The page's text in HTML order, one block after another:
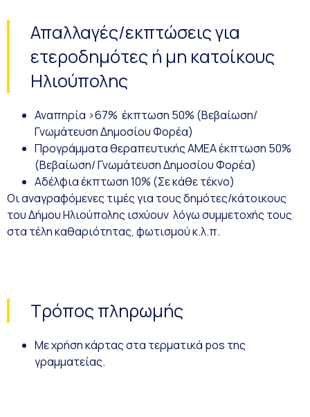
Απαλλαγές/εκπτώσεις για
ετεροδημότες ή μη κατοίκους
Ηλιούπολης
Αναπηρία >67% έκπτωση 50% (Βεβαίωση/
Γνωμάτευση Δημοσίου Φορέα)
Προγράμματα θεραπευτικής ΑΜΕΑ έκπτωση 50%
(Βεβαίωση/ Γνωμάτευση Δημοσίου Φορέα)
Αδέλφια έκπτωση 10% (Σε κάθε τέκνο)
Οι αναγραφόμενες τιμές για τους δημότες/κάτοικους
του Δήμου Ηλιούπολης ισχύουν λόγω συμμετοχής τους
στα τέλη καθαριότητας, φωτισμού κ.λ.π.
Τρόπος πληρωμής
Με χρήση κάρτας στα τερματικά pos της
γραμματείας.